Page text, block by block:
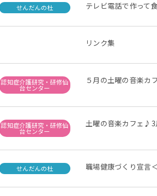
せんだんの杜 テレビ電話で作って
リンク集
認知症介護研究・研修仙
台センター
５月の土曜の音楽カ
認知症介護研究・研修仙
台センター
土曜の音楽カフェ♪3
せんだんの杜 職場健康づくり宣言